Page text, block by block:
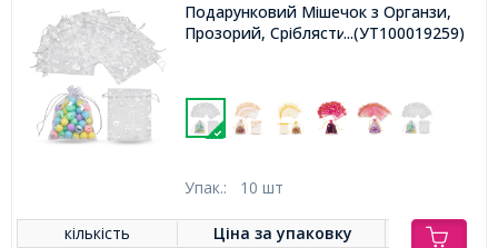
Подарунковий Мішечок з Органзи,
Прозорий, Сріблястий, 14x10см,
...(УТ100019259)
Упак.: 10 шт
кількість Ціна заупаковку